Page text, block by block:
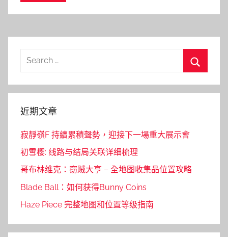
Search
近期文章
寂靜嶺F 持續累積聲勢，迎接下一場重大展示會
初雪樱: 线路与结局关联详细梳理
哥布林维克：窃贼大亨 – 全地图收集品位置攻略
Blade Ball：如何获得Bunny Coins
Haze Piece 完整地图和位置等级指南